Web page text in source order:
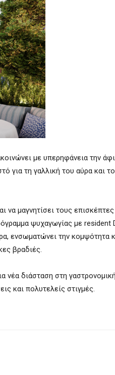
με υπερηφάνεια την
για τη γαλλική του αύρα και
μαγνητίσει τους επισκέπτες
ψυχαγωγίας με resident
ενσωματώνει την κομψότητα
βραδιές.
διάσταση στη γαστρονομική
και πολυτελείς στιγμές.